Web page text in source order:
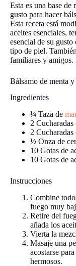
Esta es una base de
gusto para hacer
Esta receta está
aceites esenciales,
esencial de su
tipo de piel.
familiares y amigos.
Bálsamo de menta
Ingredientes
¼ Taza de
2
2
½ Onza de
10 Gotas de
10 Gotas de
Instrucciones
Combine
fuego muy
Retire del
añada los
Vierta la
Masaje una
acostarse
hermosos.